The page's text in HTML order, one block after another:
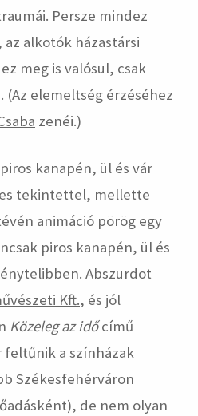
Persze mindez
alkotók házastársi
meg is valósul, csak
(Az elemeltség érzéséhez
zenéi.)
kanapén, ül és vár
tekintettel, mellette
animáció pörög egy
piros kanapén, ül és
Abszurdot
Kft., és jól
Közeleg az időcímű
a színházak
Székesfehérváron
de nem olyan